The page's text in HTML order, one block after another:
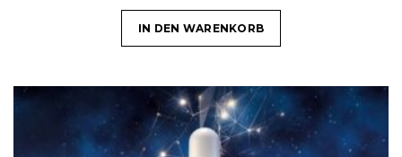
IN DEN WARENKORB